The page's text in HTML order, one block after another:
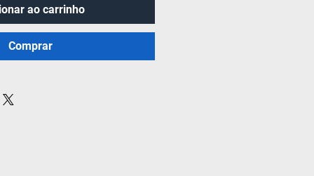
ao carrinho
Comprar